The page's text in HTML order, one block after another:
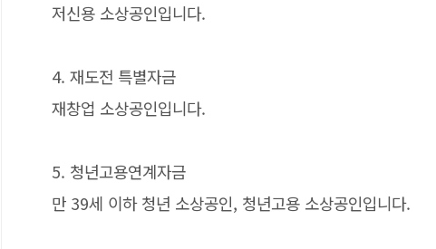
저신용 소상공인입니다.
4. 재도전 특별자금
재창업 소상공인입니다.
5. 청년고용연계자금
만 39세 이하 청년 소상공인, 청년고용 소상공인입니다.